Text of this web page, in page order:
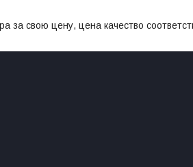
за свою цену, цена качество